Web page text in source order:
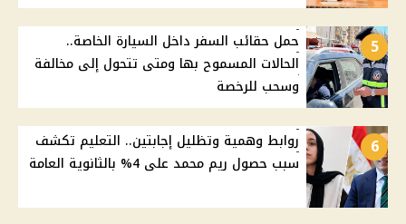
5
حمل حقائب السفر داخل السيارة الخاصة..
الحالات المسموح بها ومتى تتحول إلى مخالفة
وسحب للرخصة
6
روابط وهمية وتظليل إجابتين.. التعليم تكشف
سبب حصول ريم محمد على 4% بالثانوية العامة